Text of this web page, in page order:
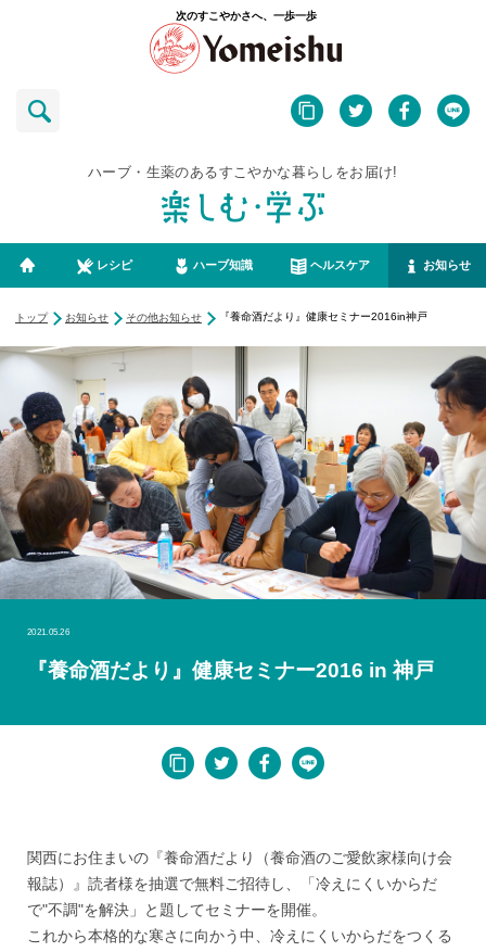
次のすこやかさへ、一歩一歩
ハーブ・生薬のあるすこやかな暮らしをお届け!
レシピ ハーブ知識 ヘルスケア お知らせ
トップ お知らせ その他お知らせ 『養命酒だより』健康セミナー2016in神戸
2021.05.26
『養命酒だより』健康セミナー2016 in 神戸
関西にお住まいの『養命酒だより（養命酒のご愛飲家様向け会
報誌）』読者様を抽選で無料ご招待し、「冷えにくいからだ
で"不調"を解決」と題してセミナーを開催。
これから本格的な寒さに向かう中、冷えにくいからだをつくる